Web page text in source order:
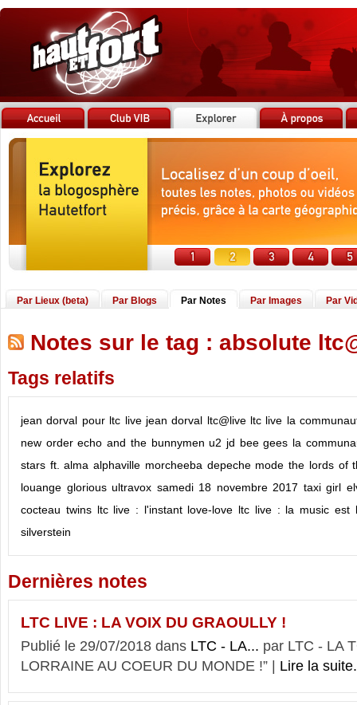
Par Lieux (beta) Par Blogs Par Notes Par Images Par
Notes sur le tag : absolute
Tags relatifs
jean dorval pour ltc live jean dorval ltc@live ltc live la
new order echo and the bunnymen u2 jd bee gees la
stars ft. alma alphaville morcheeba depeche mode the lords of
louange glorious ultravox samedi 18 novembre 2017 taxi girl
cocteau twins ltc live : l'instant love-love ltc live : la music est
silverstein
Dernières notes
LTC LIVE : LA VOIX DU GRAOULLY !
Publié le 29/07/2018 dans LTC - LA... par LTC - LA
LORRAINE AU COEUR DU MONDE !” | Lire la